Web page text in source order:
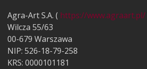
Agra-Art S.A. ( https://www.agraart.pl/
Wilcza 55/63
00-679 Warszawa
NIP: 526-18-79-258
KRS: 0000101181